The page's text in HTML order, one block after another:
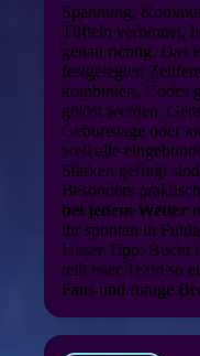
Spannung,
Tüfteln verbindet,
genau richtig. Das
festgelegten
kombiniert, Codes
gelöst werden.
Geburtstage oder
weil alle
Stärken gefragt
Besonders
bei jedem Wetter
ihr spontan in
Unser Tipp: Bucht
teilt euer Team so
Fans und ruhige